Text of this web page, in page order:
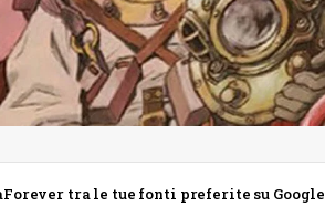
tra le tue fonti preferite su Google